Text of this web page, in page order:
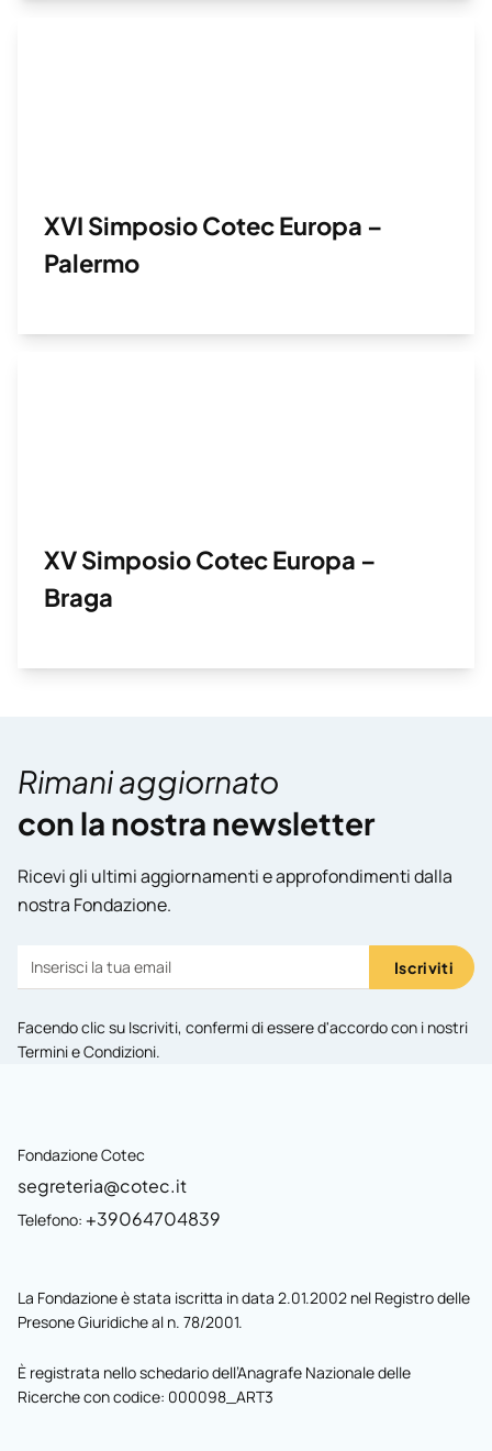
XVI Simposio Cotec Europa –
Palermo
XV Simposio Cotec Europa –
Braga
Rimani aggiornato
con la nostra newsletter
Ricevi gli ultimi aggiornamenti e approfondimenti dalla
nostra Fondazione.
Iscriviti
Facendo clic su Iscriviti, confermi di essere d'accordo con i nostri
Termini e Condizioni.
Fondazione Cotec
segreteria@cotec.it
Telefono: +39064704839
La Fondazione è stata iscritta in data 2.01.2002 nel Registro delle
Presone Giuridiche al n. 78/2001.
È registrata nello schedario dell’Anagrafe Nazionale delle
Ricerche con codice: 000098_ART3